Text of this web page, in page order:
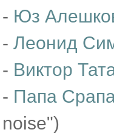
- Юз
- Леонид
- Виктор
- Папа
noise")